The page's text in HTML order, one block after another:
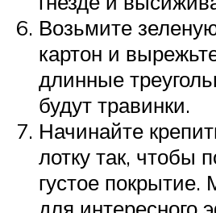
Возьмите
картон и
длинные
будут травинки.
Начинайте
лотку так, чтобы
густое покрытие.